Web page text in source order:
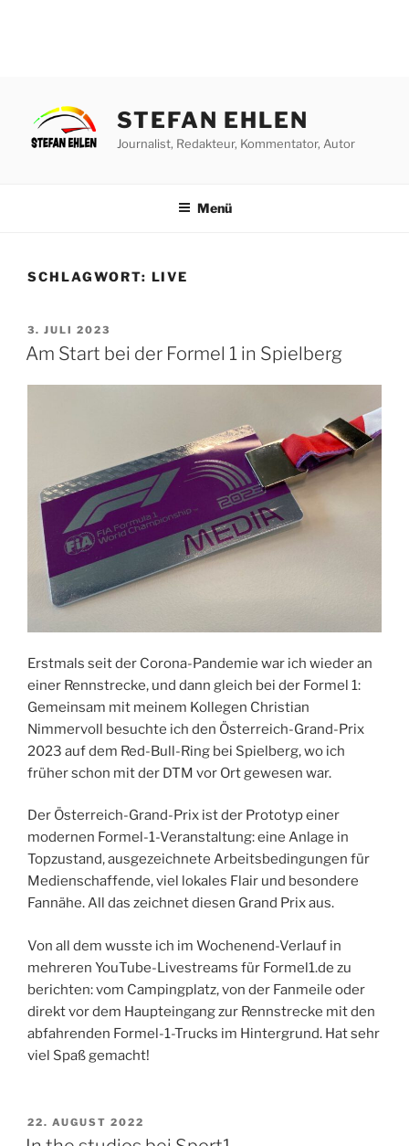
springen
STEFAN EHLEN
Journalist, Redakteur, Kommentator, Autor
Menü
SCHLAGWORT: LIVE
VERÖFFENTLICHT
AM
3. JULI 2023
Am Start bei der Formel 1 in Spielberg
Erstmals seit der Corona-Pandemie war ich wieder an
einer Rennstrecke, und dann gleich bei der Formel 1:
Gemeinsam mit meinem Kollegen Christian
Nimmervoll besuchte ich den Österreich-Grand-Prix
2023 auf dem Red-Bull-Ring bei Spielberg, wo ich
früher schon mit der DTM vor Ort gewesen war.
Der Österreich-Grand-Prix ist der Prototyp einer
modernen Formel-1-Veranstaltung: eine Anlage in
Topzustand, ausgezeichnete Arbeitsbedingungen für
Medienschaffende, viel lokales Flair und besondere
Fannähe. All das zeichnet diesen Grand Prix aus.
Von all dem wusste ich im Wochenend-Verlauf in
mehreren YouTube-Livestreams für Formel1.de zu
berichten: vom Campingplatz, von der Fanmeile oder
direkt vor dem Haupteingang zur Rennstrecke mit den
abfahrenden Formel-1-Trucks im Hintergrund. Hat sehr
viel Spaß gemacht!
VERÖFFENTLICHT
AM
22. AUGUST 2022